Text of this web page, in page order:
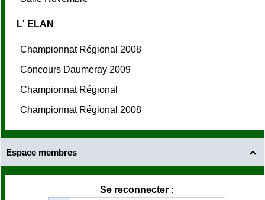
L' ELAN
Championnat Régional 2008
Concours Daumeray 2009
Championnat Régional
Championnat Régional 2008

Espace membres
Se reconnecter :